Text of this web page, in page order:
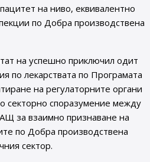
на ниво, еквивалентно
по Добра производствена
на успешно приключил одит
по лекарствата по Програмата
на регулаторните органи
секторно споразумение между
за взаимно признаване на
по Добра производствена
сектор.